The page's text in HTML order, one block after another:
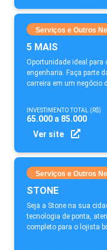
Serviços e Outros
5 MAIS
Oportunidade ideal para
engenharia. Faça parte
carreira em um negócio
INVESTIMENTO TOTAL (R$)
65.000 a 85.000
Ver site
Serviços e Outros
STONE
Seja a Stone na sua
tecnologia de ponta,
completo para o lojista